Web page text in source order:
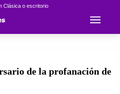
Clásica o escritorio
Toggle
de la profanación de